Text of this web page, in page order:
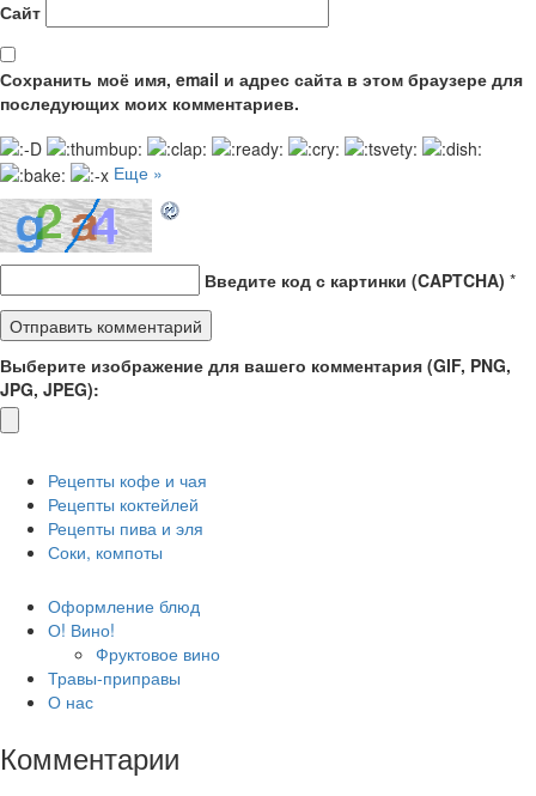
Сайт
Сохранить моё имя, email и адрес сайта в этом браузере для
последующих моих комментариев.
Еще »
Введите код с картинки (CAPTCHA) *
Выберите изображение для вашего комментария (GIF, PNG,
JPG, JPEG):
Рецепты кофе и чая
Рецепты коктейлей
Рецепты пива и эля
Соки, компоты
Оформление блюд
О! Вино!
Фруктовое вино
Травы-приправы
О нас
Комментарии